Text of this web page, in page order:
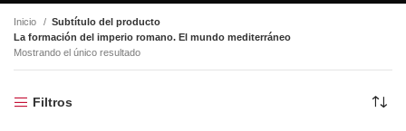
Inicio
Subtítulo del producto
La formación del imperio romano. El mundo mediterráneo
Mostrando el único resultado
Filtros